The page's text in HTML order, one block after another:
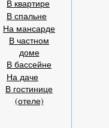
В квартире
В спальне
На мансарде
В частном
доме
В бассейне
На даче
В гостинице
(отеле)